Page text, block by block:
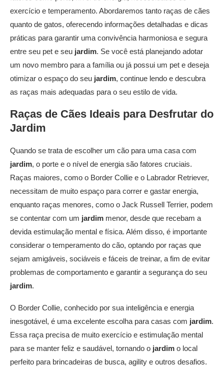
exercício e temperamento. Abordaremos tanto raças de cães
quanto de gatos, oferecendo informações detalhadas e dicas
práticas para garantir uma convivência harmoniosa e segura
entre seu pet e seu jardim. Se você está planejando adotar
um novo membro para a família ou já possui um pet e deseja
otimizar o espaço do seu jardim, continue lendo e descubra
as raças mais adequadas para o seu estilo de vida.
Raças de Cães Ideais para Desfrutar do
Jardim
Quando se trata de escolher um cão para uma casa com
jardim, o porte e o nível de energia são fatores cruciais.
Raças maiores, como o Border Collie e o Labrador Retriever,
necessitam de muito espaço para correr e gastar energia,
enquanto raças menores, como o Jack Russell Terrier, podem
se contentar com um jardim menor, desde que recebam a
devida estimulação mental e física. Além disso, é importante
considerar o temperamento do cão, optando por raças que
sejam amigáveis, sociáveis e fáceis de treinar, a fim de evitar
problemas de comportamento e garantir a segurança do seu
jardim.
O Border Collie, conhecido por sua inteligência e energia
inesgotável, é uma excelente escolha para casas com jardim.
Essa raça precisa de muito exercício e estimulação mental
para se manter feliz e saudável, tornando o jardim o local
perfeito para brincadeiras de busca, agility e outros desafios.